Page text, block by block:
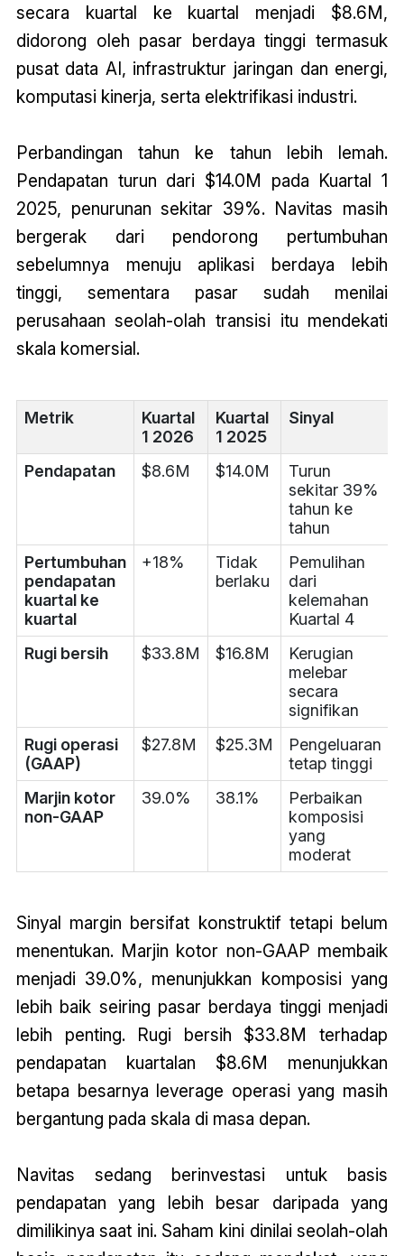
secara kuartal ke kuartal menjadi $8.6M,
didorong oleh pasar berdaya tinggi termasuk
pusat data AI, infrastruktur jaringan dan energi,
komputasi kinerja, serta elektrifikasi industri.
Perbandingan tahun ke tahun lebih lemah.
Pendapatan turun dari $14.0M pada Kuartal 1
2025, penurunan sekitar 39%. Navitas masih
bergerak dari pendorong pertumbuhan
sebelumnya menuju aplikasi berdaya lebih
tinggi, sementara pasar sudah menilai
perusahaan seolah-olah transisi itu mendekati
skala komersial.
Metrik
Kuartal
1 2026
Kuartal
1 2025
Sinyal
Pendapatan $8.6M $14.0M
Turun
sekitar 39%
tahun ke
tahun
Pertumbuhan
pendapatan
kuartal ke
kuartal
+18%
Tidak
berlaku
Pemulihan
dari
kelemahan
Kuartal 4
Rugi bersih
$33.8M $16.8M
Kerugian
melebar
secara
signifikan
Rugi operasi
(GAAP)
$27.8M $25.3M
Pengeluaran
tetap tinggi
Marjin kotor
non-GAAP
39.0% 38.1%
Perbaikan
komposisi
yang
moderat
Sinyal margin bersifat konstruktif tetapi belum
menentukan. Marjin kotor non-GAAP membaik
menjadi 39.0%, menunjukkan komposisi yang
lebih baik seiring pasar berdaya tinggi menjadi
lebih penting. Rugi bersih $33.8M terhadap
pendapatan kuartalan $8.6M menunjukkan
betapa besarnya leverage operasi yang masih
bergantung pada skala di masa depan.
Navitas sedang berinvestasi untuk basis
pendapatan yang lebih besar daripada yang
dimilikinya saat ini. Saham kini dinilai seolah-olah